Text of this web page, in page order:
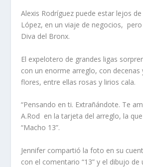
Alexis Rodríguez puede estar lejos
López, en un viaje de negocios,
Diva del Bronx.
El expelotero de grandes ligas
con un enorme arreglo, con decenas
flores, entre ellas rosas y lirios cala.
“Pensando en ti. Extrañándote. Te
A.Rod en la tarjeta del arreglo, la
“Macho 13”.
Jennifer compartió la foto en su
con el comentario “13” y el dibujo de